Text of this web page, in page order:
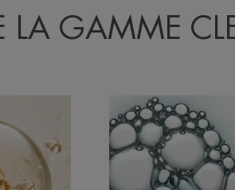
LA GAMME